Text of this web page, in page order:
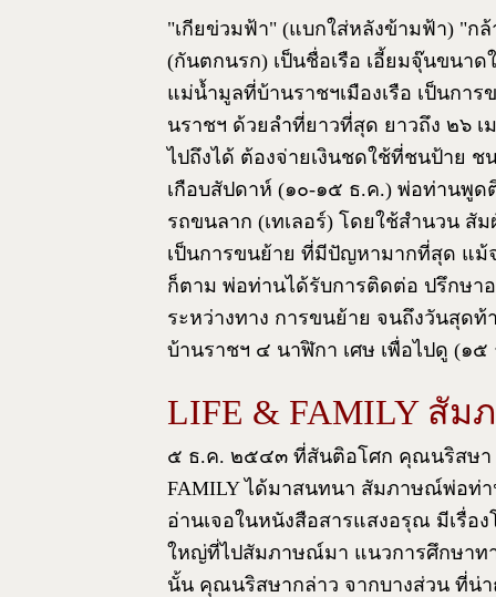
"เกียข่วมฟ้า" (แบกใส่หลังข้ามฟ้า) "ก
(กันตกนรก) เป็นชื่อเรือ เอี้ยมจุ๊นขนา
แม่น้ำมูลที่บ้านราชฯเมืองเรือ เป็นกา
นราชฯ ด้วยลำที่ยาวที่สุด ยาวถึง ๒๖
ไปถึงได้ ต้องจ่ายเงินชดใช้ที่ชนป้าย ช
เกือบสัปดาห์ (๑๐-๑๕ ธ.ค.) พ่อท่านพูด
รถขนลาก (เทเลอร์) โดยใช้สำนวน สั
เป็นการขนย้าย ที่มีปัญหามากที่สุด แม้
ก็ตาม พ่อท่านได้รับการติดต่อ ปรึกษาอ
ระหว่างทาง การขนย้าย จนถึงวันสุดท้
บ้านราชฯ ๔ นาฬิกา เศษ เพื่อไปดู (๑๕
LIFE & FAMILY สั
๕ ธ.ค. ๒๕๔๓ ที่สันติอโศก คุณนริสษา
FAMILY ได้มาสนทนา สัมภาษณ์พ่อท่า
อ่านเจอในหนังสือสารแสงอรุณ มีเรื่อ
ใหญ่ที่ไปสัมภาษณ์มา แนวการศึกษาท
นั้น คุณนริสษากล่าว จากบางส่วน ที่น่